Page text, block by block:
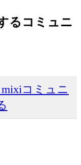
るコミュニ
コミュニ